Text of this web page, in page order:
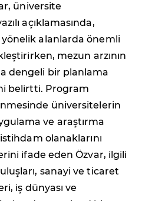
üniversite
açıklamasında,
alanlarda önemli
mezun arzının
dengeli bir planlama
belirtti. Program
üniversitelerin
ve araştırma
olanaklarını
ifade eden Özvar, ilgili
sanayi ve ticaret
iş dünyası ve